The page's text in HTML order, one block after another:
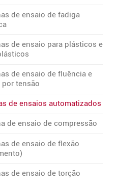
de ensaio de fadiga
de ensaio para plásticos e
de ensaio de fluência e
por tensão
de ensaios automatizados
de ensaio de compressão
de ensaio de flexão
de ensaio de torção